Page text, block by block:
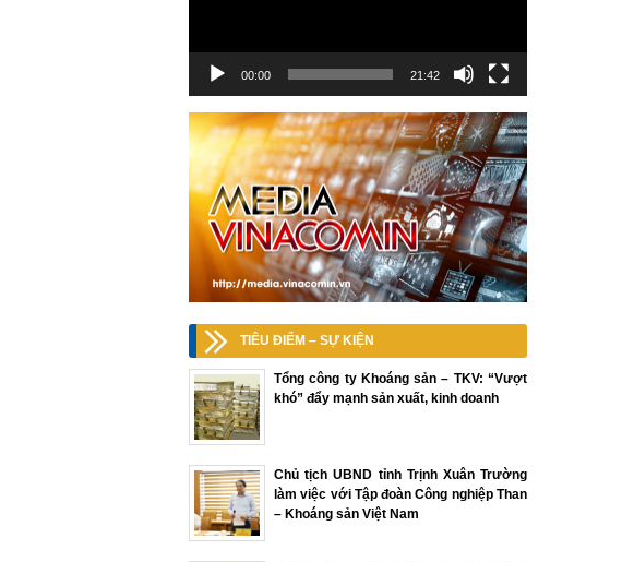
00:00 21:42
TIÊU ĐIỂM – SỰ KIỆN
Tổng công ty Khoáng sản – TKV: “Vượt
khó” đẩy mạnh sản xuất, kinh doanh
Chủ tịch UBND tỉnh Trịnh Xuân Trường
làm việc với Tập đoàn Công nghiệp Than
– Khoáng sản Việt Nam